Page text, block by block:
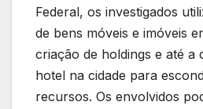
Federal, os investigados
de bens móveis e imóveis
criação de holdings e até a
hotel na cidade para
recursos. Os envolvidos